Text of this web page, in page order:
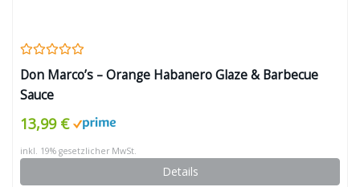
Don Marco’s – Orange Habanero Glaze & Barbecue
Sauce
13,99 €
inkl. 19% gesetzlicher MwSt.
Details